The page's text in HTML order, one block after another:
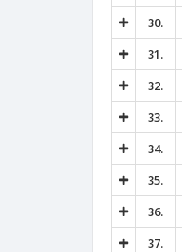
30.
31.
32.
33.
34.
35.
36.
37.